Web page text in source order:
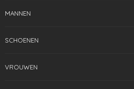
MANNEN
SCHOENEN
VROUWEN